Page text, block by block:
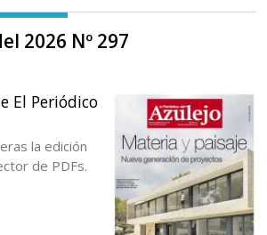
2026 Nº 297
El Periódico
la edición
de PDFs.